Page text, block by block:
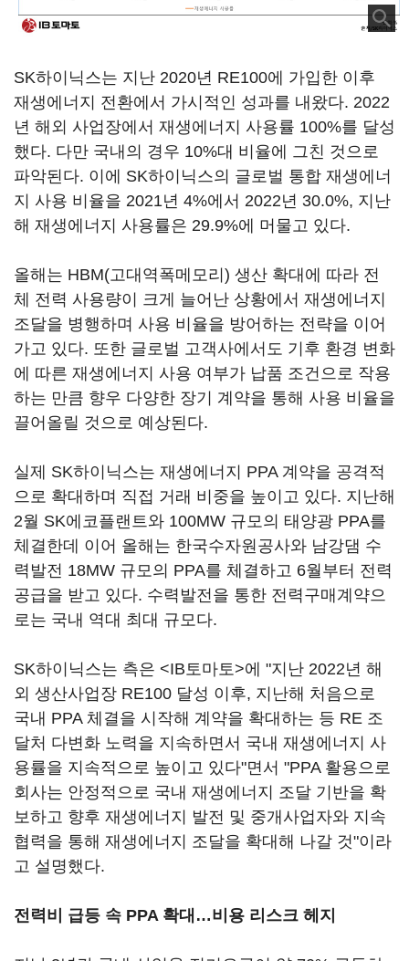
SK하이닉스는 지난 2020년 RE100에 가입한 이후
재생에너지 전환에서 가시적인 성과를 내왔다. 2022
년 해외 사업장에서 재생에너지 사용률 100%를 달성
했다. 다만 국내의 경우 10%대 비율에 그친 것으로
파악된다. 이에 SK하이닉스의 글로벌 통합 재생에너
지 사용 비율을 2021년 4%에서 2022년 30.0%, 지난
해 재생에너지 사용률은 29.9%에 머물고 있다.
올해는 HBM(고대역폭메모리) 생산 확대에 따라 전
체 전력 사용량이 크게 늘어난 상황에서 재생에너지
조달을 병행하며 사용 비율을 방어하는 전략을 이어
가고 있다. 또한 글로벌 고객사에서도 기후 환경 변화
에 따른 재생에너지 사용 여부가 납품 조건으로 작용
하는 만큼 향우 다양한 장기 계약을 통해 사용 비율을
끌어올릴 것으로 예상된다.
실제 SK하이닉스는 재생에너지 PPA 계약을 공격적
으로 확대하며 직접 거래 비중을 높이고 있다. 지난해
2월 SK에코플랜트와 100MW 규모의 태양광 PPA를
체결한데 이어 올해는 한국수자원공사와 남강댐 수
력발전 18MW 규모의 PPA를 체결하고 6월부터 전력
공급을 받고 있다. 수력발전을 통한 전력구매계약으
로는 국내 역대 최대 규모다.
SK하이닉스는 측은 <IB토마토>에 "지난 2022년 해
외 생산사업장 RE100 달성 이후, 지난해 처음으로
국내 PPA 체결을 시작해 계약을 확대하는 등 RE 조
달처 다변화 노력을 지속하면서 국내 재생에너지 사
용률을 지속적으로 높이고 있다"면서 "PPA 활용으로
회사는 안정적으로 국내 재생에너지 조달 기반을 확
보하고 향후 재생에너지 발전 및 중개사업자와 지속
협력을 통해 재생에너지 조달을 확대해 나갈 것"이라
고 설명했다.
전력비 급등 속 PPA 확대…비용 리스크 헤지